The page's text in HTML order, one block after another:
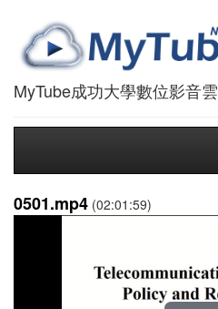
MyTube成功大學數位影音雲
0501.mp4 (02:01:59)